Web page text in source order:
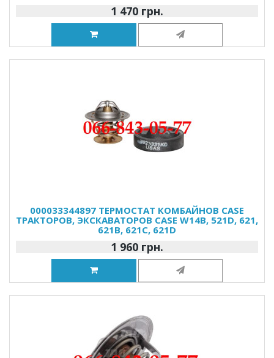
1 470 грн.
000033344897 ТЕРМОСТАТ КОМБАЙНОВ CASE
ТРАКТОРОВ, ЭКСКАВАТОРОВ CASE W14B, 521D, 621,
621B, 621C, 621D
1 960 грн.